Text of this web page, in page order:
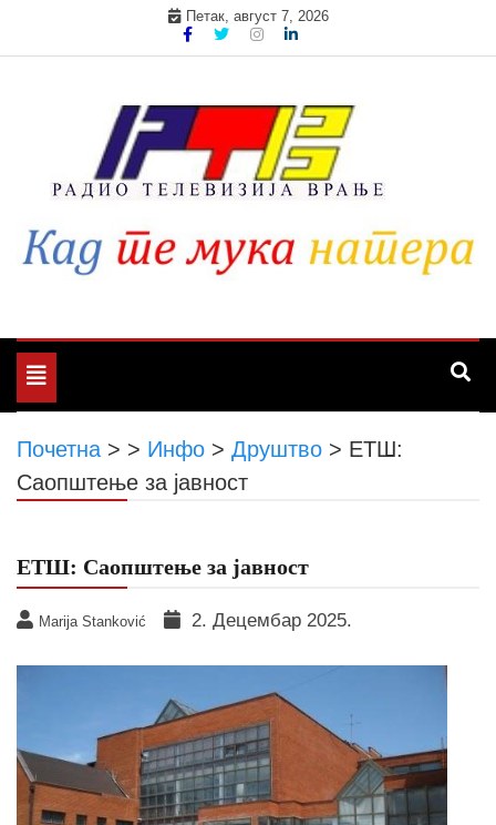
Петак, август 7, 2026
Toggle
navigation
Почетна > > Инфо > Друштво > ЕТШ:
Саопштење за јавност
ЕТШ: Саопштење за јавност
Marija Stanković 2. Децембар 2025.